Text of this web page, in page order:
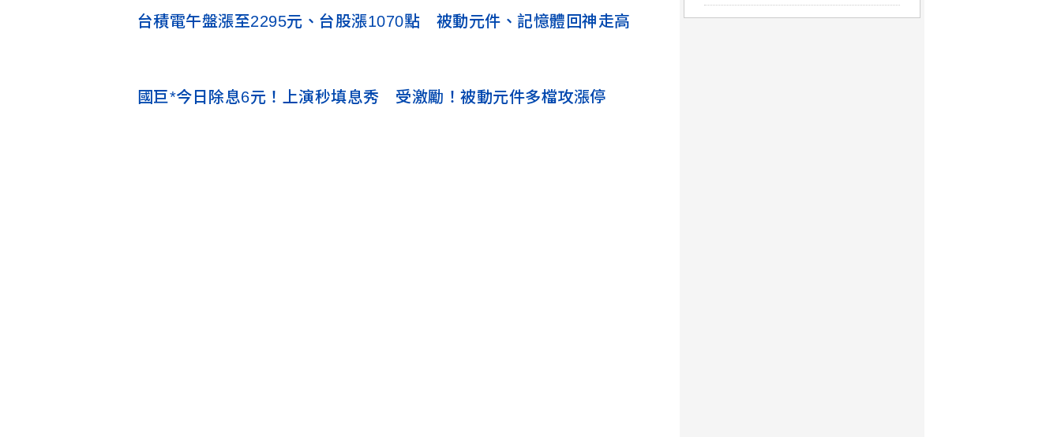
台積電午盤漲至2295元、台股漲1070點 被動元件、記憶體回神走高
國巨*今日除息6元！上演秒填息秀 受激勵！被動元件多檔攻漲停